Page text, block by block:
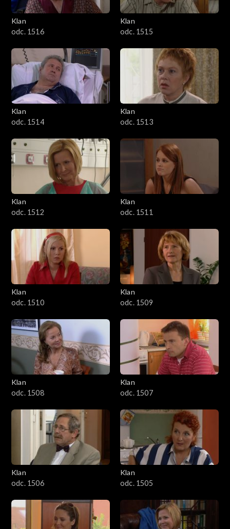
Klan
odc. 1516
Klan
odc. 1515
Klan
odc. 1514
Klan
odc. 1513
Klan
odc. 1512
Klan
odc. 1511
Klan
odc. 1510
Klan
odc. 1509
Klan
odc. 1508
Klan
odc. 1507
Klan
odc. 1506
Klan
odc. 1505